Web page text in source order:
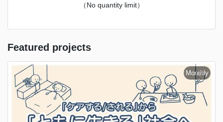
（No quantity limit）
Featured projects